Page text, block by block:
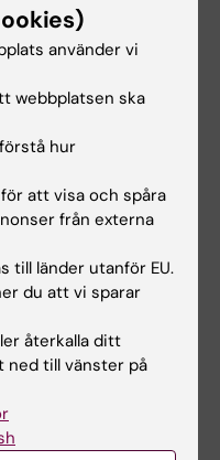
och neuralrör.
normala
för blivande
med
classroom),
och
använder vi
webbplatsen ska
hur
för att visa och spåra
från externa
till länder utanför EU.
du att vi sparar
återkalla ditt
ned till vänster på